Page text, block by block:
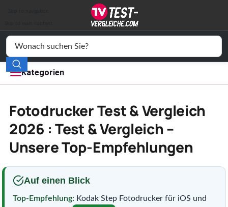
Kategorien
Elektronik
Freizeit
Wohnen
Service
Fotodrucker Test & Vergleich
2026 : Test & Vergleich –
Unsere Top-Empfehlungen
Auf einen Blick
Top-Empfehlung: Kodak Step Fotodrucker für iOS und